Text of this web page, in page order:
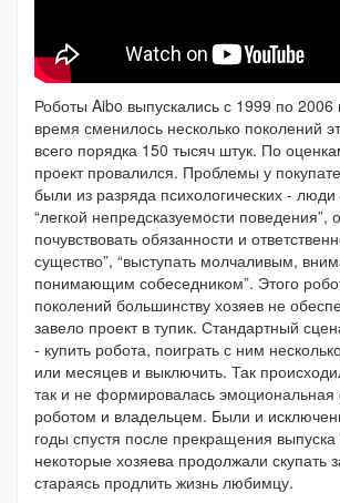
Роботы Aibo выпускались с 1999 по 2006
время сменилось несколько поколений
всего порядка 150 тысяч штук. По
проект провалился. Проблемы у
были из разряда психологических -
“легкой непредсказуемости поведения”,
почувствовать обязанности и
существо”, “выступать молчаливым,
понимающим собеседником”. Этого
поколений большинству хозяев не
завело проект в тупик. Стандартный
- купить робота, поиграть с ним
или месяцев и выключить. Так
так и не формировалась эмоциональная
роботом и владельцем. Были и
годы спустя после прекращения
некоторые хозяева продолжали скупать
стараясь продлить жизнь любимцу.